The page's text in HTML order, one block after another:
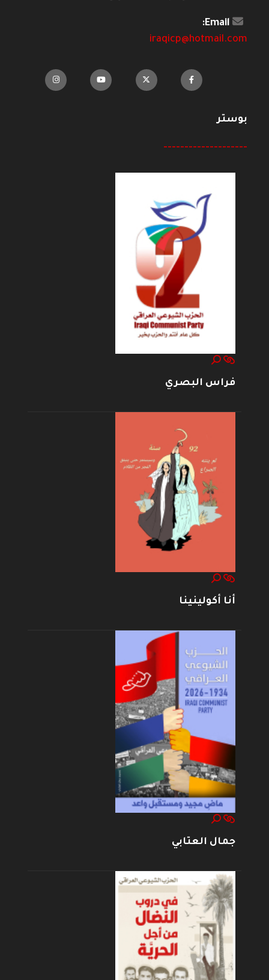
Email:
iraqicp@hotmail.com
بوستر
--------------------
فراس البصري
أنا أكولينينا
جمال العتابي